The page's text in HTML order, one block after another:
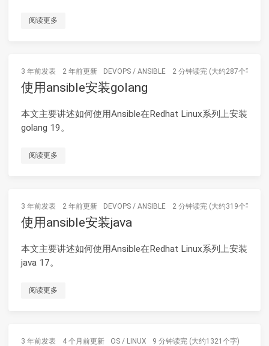
阅读更多
3 年前发表 2 年前更新 DEVOPS / ANSIBLE 2 分钟读完 (大约287个字)
使用ansible安装golang
本文主要讲述如何使用Ansible在Redhat Linux系列上安装
golang 19。
阅读更多
3 年前发表 2 年前更新 DEVOPS / ANSIBLE 2 分钟读完 (大约319个字)
使用ansible安装java
本文主要讲述如何使用Ansible在Redhat Linux系列上安装
java 17。
阅读更多
3 年前发表 4 个月前更新 OS / LINUX 9 分钟读完 (大约1321个字)